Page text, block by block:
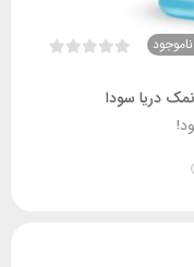
ناموجود
دریا سودا